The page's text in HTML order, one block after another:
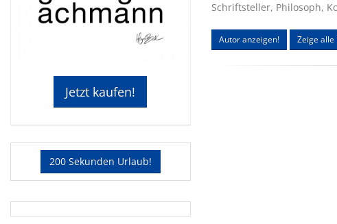
Jetzt kaufen!
200 Sekunden Urlaub!
Schriftsteller, Philosoph,
Autor anzeigen! Zeige alle